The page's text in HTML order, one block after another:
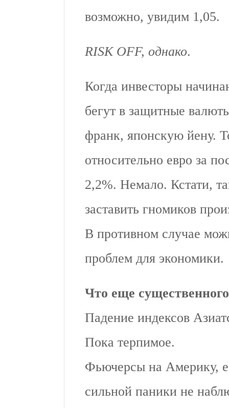
возможно, увидим 1,05.
RISK OFF, однако.
Когда инвесторы
бегут в защитные
франк, японскую йену.
относительно евро за
2,2%. Немало. Кстати,
заставить гномиков
В противном случае
проблем для экономики.
Что еще
Падение индексов
Пока терпимое.
Фьючерсы на Америку,
сильной паники не